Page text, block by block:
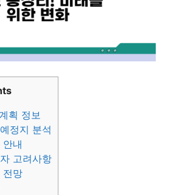
획 정보
정지 분석
내
고려사항
전망